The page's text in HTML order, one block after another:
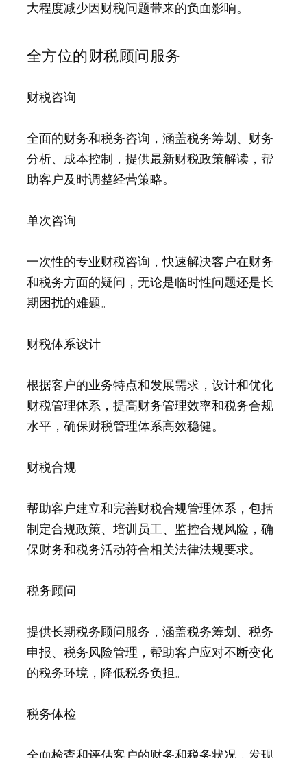
大程度减少因财税问题带来的负面影响。
全方位的财税顾问服务
财税咨询
全面的财务和税务咨询，涵盖税务筹划、财务
分析、成本控制，提供最新财税政策解读，帮
助客户及时调整经营策略。
单次咨询
一次性的专业财税咨询，快速解决客户在财务
和税务方面的疑问，无论是临时性问题还是长
期困扰的难题。
财税体系设计
根据客户的业务特点和发展需求，设计和优化
财税管理体系，提高财务管理效率和税务合规
水平，确保财税管理体系高效稳健。
财税合规
帮助客户建立和完善财税合规管理体系，包括
制定合规政策、培训员工、监控合规风险，确
保财务和税务活动符合相关法律法规要求。
税务顾问
提供长期税务顾问服务，涵盖税务筹划、税务
申报、税务风险管理，帮助客户应对不断变化
的税务环境，降低税务负担。
税务体检
全面检查和评估客户的财务和税务状况，发现